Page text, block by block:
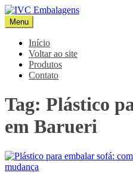
Pular
para
o
conteúdo
IVC Embalagens
Blog IVC
Menu
Início
Voltar ao site
Produtos
Contato
Tag: Plástico
em Barueri